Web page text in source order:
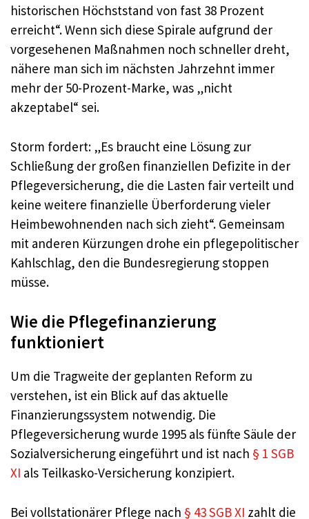
historischen Höchststand von fast 38 Prozent
erreicht“. Wenn sich diese Spirale aufgrund der
vorgesehenen Maßnahmen noch schneller dreht,
nähere man sich im nächsten Jahrzehnt immer
mehr der 50-Prozent-Marke, was „nicht
akzeptabel“ sei.
Storm fordert: „Es braucht eine Lösung zur
Schließung der großen finanziellen Defizite in der
Pflegeversicherung, die die Lasten fair verteilt und
keine weitere finanzielle Überforderung vieler
Heimbewohnenden nach sich zieht“. Gemeinsam
mit anderen Kürzungen drohe ein pflegepolitischer
Kahlschlag, den die Bundesregierung stoppen
müsse.
Wie die Pflegefinanzierung
funktioniert
Um die Tragweite der geplanten Reform zu
verstehen, ist ein Blick auf das aktuelle
Finanzierungssystem notwendig. Die
Pflegeversicherung wurde 1995 als fünfte Säule der
Sozialversicherung eingeführt und ist nach § 1 SGB
XI als Teilkasko-Versicherung konzipiert.
Bei vollstationärer Pflege nach § 43 SGB XI zahlt die